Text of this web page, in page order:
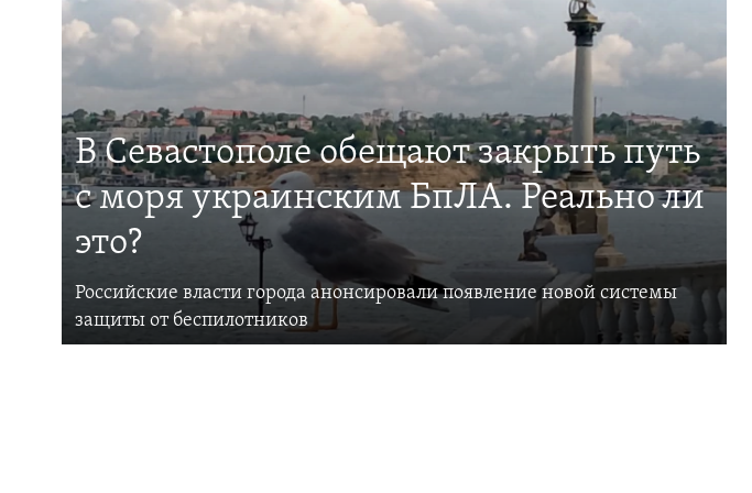
В Севастополе обещают закрыть путь
с моря украинским БпЛА. Реально ли
это?
Российские власти города анонсировали появление новой системы
защиты от беспилотников